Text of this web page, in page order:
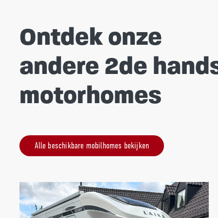
Ontdek onze
andere 2de
motorhomes
Alle beschikbare mobilhomes bekijken